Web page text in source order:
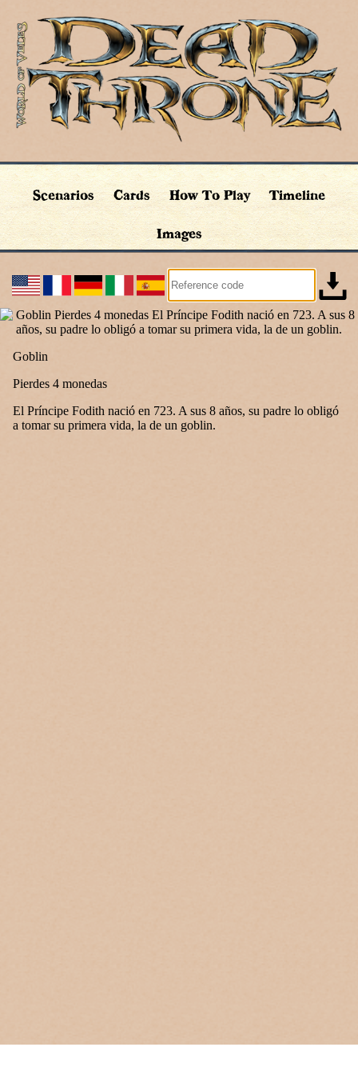
Scenarios Cards How To Play Timeline
Images
Goblin
Pierdes 4 monedas
El Príncipe Fodith nació en 723. A sus 8 años, su padre lo obligó
a tomar su primera vida, la de un goblin.